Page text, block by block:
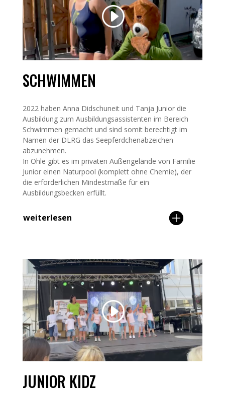
SCHWIMMEN
2022 haben Anna Didschuneit und Tanja Junior die
Ausbildung zum Ausbildungsassistenten im Bereich
Schwimmen gemacht und sind somit berechtigt im
Namen der DLRG das Seepferdchenabzeichen
abzunehmen.
In Ohle gibt es im privaten Außengelände von Familie
Junior einen Naturpool (komplett ohne Chemie), der
die erforderlichen Mindestmaße für ein
Ausbildungsbecken erfüllt.
weiterlesen
JUNIOR KIDZ